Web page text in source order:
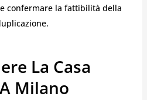
confermare la fattibilità della
La Casa
Milano